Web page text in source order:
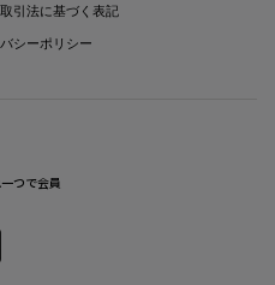
引法に基づく表記
シーポリシー
つで会員